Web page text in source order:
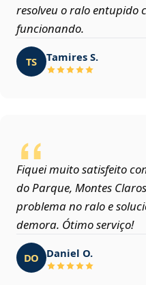
resolveu o ralo entupido
funcionando.
TS Tamires S.
Fiquei muito satisfeito
do Parque, Montes
problema no ralo e
demora. Ótimo serviço!
DO Daniel O.